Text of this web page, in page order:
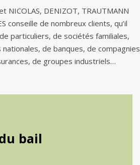
NICOLAS, DENIZOT, TRAUTMANN
conseille de nombreux clients, qu’il
particuliers, de sociétés familiales,
nationales, de banques, de compagnies
de groupes industriels…
bail